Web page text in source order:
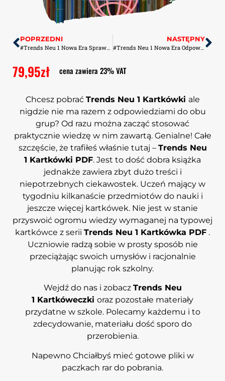
POPRZEDNI
#Trends Neu 1 Nowa Era Sprawdziany-Odpowiedzi PDF
NASTĘPNY
#Trends Neu 1 Nowa Era Odpowiedzi do ćwiczeń PDF
79,95zł cena zawiera 23% VAT
Chcesz pobrać Trends Neu 1 Kartkówki ale
nigdzie nie ma razem z odpowiedziami do obu
grup? Od razu można zacząć stosować
praktycznie wiedzę w nim zawartą. Genialne! Całe
szczęście, że trafiłeś właśnie tutaj – Trends Neu
1 Kartkówki PDF. Jest to dość dobra książka
jednakże zawiera zbyt dużo treści i
niepotrzebnych ciekawostek. Uczeń mający w
tygodniu kilkanaście przedmiotów do nauki i
jeszcze więcej kartkówek. Nie jest w stanie
przyswoić ogromu wiedzy wymaganej na typowej
kartkówce z serii Trends Neu 1 Kartkówka PDF .
Uczniowie radzą sobie w prosty sposób nie
przeciążając swoich umysłów i racjonalnie
planując rok szkolny.
Wejdź do nas i zobacz Trends Neu
1 Kartkóweczki oraz pozostałe materiały
przydatne w szkole. Polecamy każdemu i to
zdecydowanie, materiału dość sporo do
przerobienia.
Napewno Chciałbyś mieć gotowe pliki w
paczkach rar do pobrania.